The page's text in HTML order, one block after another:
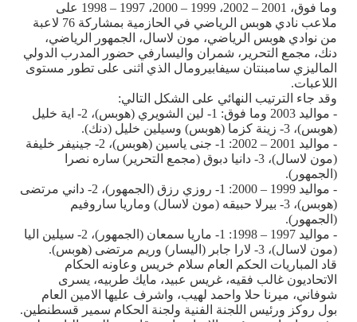
وما فوق، 2001 – 2002، 1999 – 2000، 1997 – 1998 على
ملاعب نادي هوبس الرياضي في الحازمية بمشاركة 76 لاعبة
من نوادي هوبس الرياضي، مون لاسال، الجمهور الرياضي،
دنك، مجمع التحرير، شمران واليسارفي حضور المدرب الدولي
الماليزي سامبنتان سيفابيرومال الذي اثنى على تطور مستوى
اللاعبات.
وقد جاء الترتيب النهائي على الشكل التالي:
- مواليد 2003 وما فوق: 1- لين الشويري (هوبس)، 2- اية خليل
(هوبس)، 3- زينة كزما (هوبس) وسيلين خليل (دنك).
- مواليد 2001 – 2002: 1- جنى ياسين (هوبس)، 2- جينيفر خليفة
(مون لاسال)، 3- دانيا دبوق (مجمع التحرير) ساره نصرا
(الجمهور).
- مواليد 1999 – 2000: 1- روزي رزق (الجمهور)، 2- داني مرتضى
(هوبس)، 3- بيرلا حبيقه (مون لاسال) وماريا ساروفيم
(الجمهور).
- مواليد 1997 – 1998: 1- ماريا سمعان (الجمهور)، 2- سيلين اليا
(مون لاسال)، 3- لارا جابر (اليسار) وريم مرتضى (هوبس).
قاد المباريات الحكم العام سلام خريس وعاونه الحكام
الاتحاديون غالب فقيه، غريس عبيد، مايك طربيه، يسرى
شوفاني، ميرنا حلا واحمد لهيب، واشرف عليها الامين العام
بول روكز ورئيس اللجنة الفنية ولجنة الحكام سمير قسطنطين.